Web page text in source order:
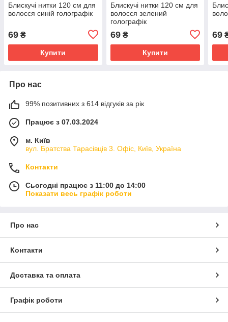
Блискучі нитки 120 см для
волосся синій голографік
69 ₴
Купити
Блискучі нитки 120 см для
волосся зелений
голографік
69₴
Купити
69
Про нас
99% позитивних з 614 відгуків за рік
Працює з 07.03.2024
м. Київ
вул. Братства Тарасівців 3. Офіс, Київ, Україна
Контакти
Сьогодні працює з 11:00 до 14:00
Показати весь графік роботи
Про нас
Контакти
Доставка та оплата
Графік роботи